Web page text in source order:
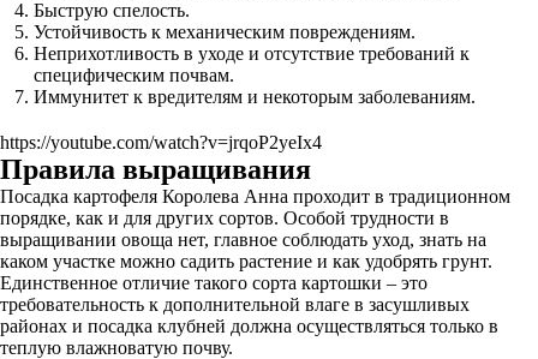
Быструю спелость.
Устойчивость к механическим повреждениям.
Неприхотливость в уходе и отсутствие требований к
специфическим почвам.
Иммунитет к вредителям и некоторым заболеваниям.
https://youtube.com/watch?v=jrqoP2yeIx4
Правила выращивания
Посадка картофеля Королева Анна проходит в традиционном
порядке, как и для других сортов. Особой трудности в
выращивании овоща нет, главное соблюдать уход, знать на
каком участке можно садить растение и как удобрять грунт.
Единственное отличие такого сорта картошки – это
требовательность к дополнительной влаге в засушливых
районах и посадка клубней должна осуществляться только в
теплую влажноватую почву.